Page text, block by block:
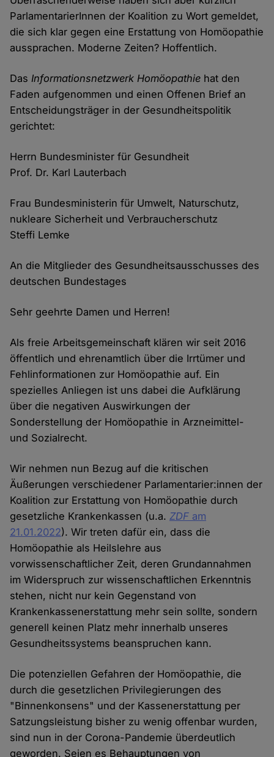
ParlamentarierInnen der Koalition zu Wort gemeldet,
die sich klar gegen eine Erstattung von Homöopathie
aussprachen. Moderne Zeiten? Hoffentlich.
DasInformationsnetzwerk Homöopathie hat den
Faden aufgenommen und einen Offenen Brief an
Entscheidungsträger in der Gesundheitspolitik
gerichtet:
Herrn Bundesminister für Gesundheit
Prof. Dr. Karl Lauterbach
Frau Bundesministerin für Umwelt, Naturschutz,
nukleare Sicherheit und Verbraucherschutz
Steffi Lemke
An die Mitglieder des Gesundheitsausschusses des
deutschen Bundestages
Sehr geehrte Damen und Herren!
Als freie Arbeitsgemeinschaft klären wir seit 2016
öffentlich und ehrenamtlich über die Irrtümer und
Fehlinformationen zur Homöopathie auf. Ein
spezielles Anliegen ist uns dabei die Aufklärung
über die negativen Auswirkungen der
Sonderstellung der Homöopathie in Arzneimittel-
und Sozialrecht.
Wir nehmen nun Bezug auf die kritischen
Äußerungen verschiedener Parlamentarier:innen der
Koalition zur Erstattung von Homöopathie durch
gesetzliche Krankenkassen (u.a.ZDF am
21.01.2022). Wir treten dafür ein, dass die
Homöopathie als Heilslehre aus
vorwissenschaftlicher Zeit, deren Grundannahmen
im Widerspruch zur wissenschaftlichen Erkenntnis
stehen, nicht nur kein Gegenstand von
Krankenkassenerstattung mehr sein sollte, sondern
generell keinen Platz mehr innerhalb unseres
Gesundheitssystems beanspruchen kann.
Die potenziellen Gefahren der Homöopathie, die
durch die gesetzlichen Privilegierungen des
"Binnenkonsens" und der Kassenerstattung per
Satzungsleistung bisher zu wenig offenbar wurden,
sind nun in der Corona-Pandemie überdeutlich
geworden. Seien es Behauptungen von